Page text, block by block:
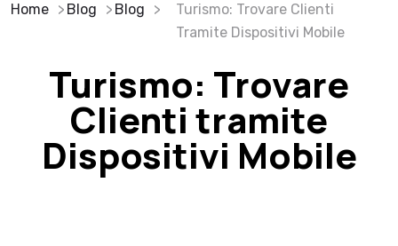
Home Blog Blog
Turismo: Trovare Clienti
Tramite Dispositivi Mobile
Turismo: Trovare
Clienti tramite
Dispositivi Mobile